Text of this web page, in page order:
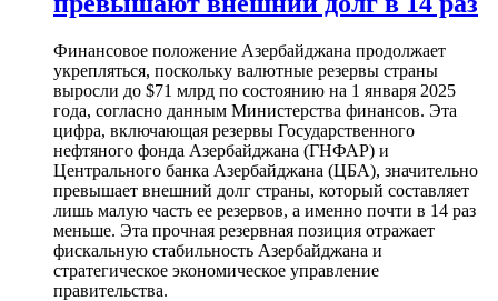
Финансовое положение Азербайджана продолжает
укрепляться, поскольку валютные резервы страны
выросли до $71 млрд по состоянию на 1 января 2025
года, согласно данным Министерства финансов. Эта
цифра, включающая резервы Государственного
нефтяного фонда Азербайджана (ГНФАР) и
Центрального банка Азербайджана (ЦБА), значительно
превышает внешний долг страны, который составляет
лишь малую часть ее резервов, а именно почти в 14 раз
меньше. Эта прочная резервная позиция отражает
фискальную стабильность Азербайджана и
стратегическое экономическое управление
правительства.